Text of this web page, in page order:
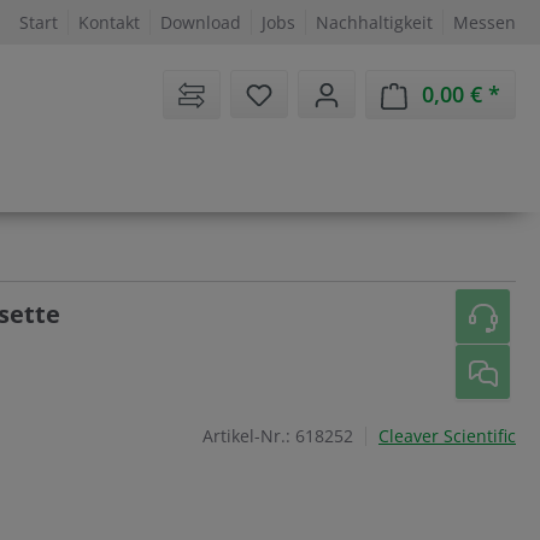
Start Kontakt Download Jobs Nachhaltigkeit Messen
Sie haben 0 Artikel auf dem
0,00 €
Artikel-Nr.: 618252 Cleaver Scientific